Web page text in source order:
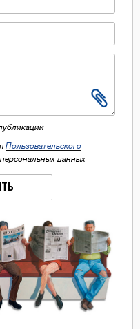
Пользовательского
данных